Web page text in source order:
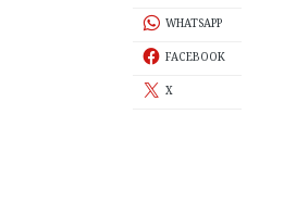
WHATSAPP
FACEBOOK
X